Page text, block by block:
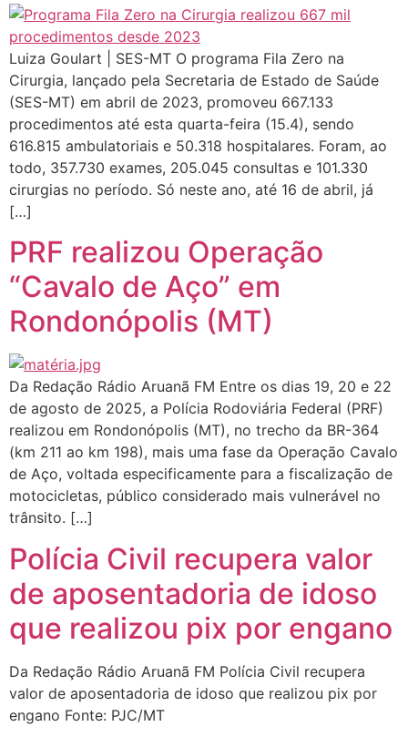
Luiza Goulart | SES-MT O programa Fila Zero na
Cirurgia, lançado pela Secretaria de Estado de Saúde
(SES-MT) em abril de 2023, promoveu 667.133
procedimentos até esta quarta-feira (15.4), sendo
616.815 ambulatoriais e 50.318 hospitalares. Foram, ao
todo, 357.730 exames, 205.045 consultas e 101.330
cirurgias no período. Só neste ano, até 16 de abril, já
[…]
PRF realizou Operação
“Cavalo de Aço” em
Rondonópolis (MT)
Da Redação Rádio Aruanã FM Entre os dias 19, 20 e 22
de agosto de 2025, a Polícia Rodoviária Federal (PRF)
realizou em Rondonópolis (MT), no trecho da BR-364
(km 211 ao km 198), mais uma fase da Operação Cavalo
de Aço, voltada especificamente para a fiscalização de
motocicletas, público considerado mais vulnerável no
trânsito. […]
Polícia Civil recupera valor
de aposentadoria de idoso
que realizou pix por engano
Da Redação Rádio Aruanã FM Polícia Civil recupera
valor de aposentadoria de idoso que realizou pix por
engano Fonte: PJC/MT